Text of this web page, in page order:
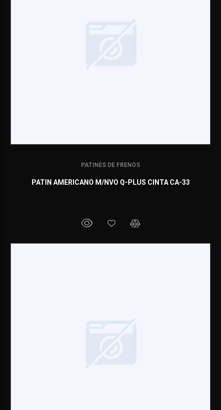
PATINES DE FRENOS
PATIN AMERICANO M/NVO Q-PLUS CINTA CA-33